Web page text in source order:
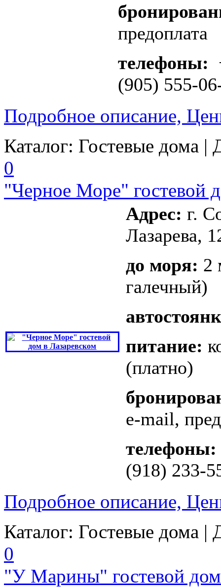
предоплата
телефоны:
(905) 555-
Подробное описание,
Каталог: Гостевые дома |
0
"Черное Море" гостевой
Адрес: г.
Лазарева,
до моря: 2
галечный)
питание:
(платно)
e-mail,
телефоны:
(918) 233-
Подробное описание,
Каталог: Гостевые дома |
0
"У Марины" гостевой дом